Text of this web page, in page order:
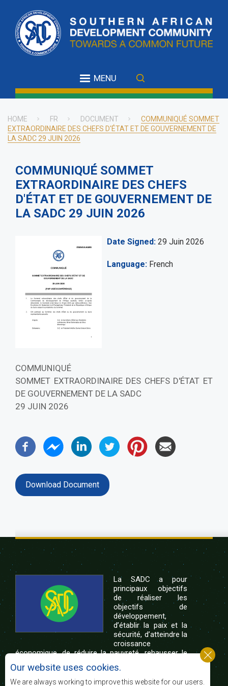
main
content
MENU
Breadcrumb
HOME FR DOCUMENT
COMMUNIQUÉ SOMMET
EXTRAORDINAIRE DES CHEFS D'ÉTAT ET DE GOUVERNEMENT DE
LA SADC 29 JUIN 2026
COMMUNIQUÉ SOMMET
EXTRAORDINAIRE DES CHEFS
D'ÉTAT ET DE GOUVERNEMENT DE
LA SADC 29 JUIN 2026
Date Signed 29 Juin 2026
Language French
COMMUNIQUÉ
SOMMET EXTRAORDINAIRE DES CHEFS D'ÉTAT ET
DE GOUVERNEMENT DE LA SADC
29 JUIN 2026
Download Document
La SADC a pour
principaux objectifs
de réaliser les
objectifs de
développement,
d’établir la paix et la
sécurité, d’atteindre la
croissance
économique, de réduire la pauvreté, rehausser le
niveau et la qualité de vie du peuple de l’Afrique
australe et d’appuyer les défavorisés sociaux par le
biais de l’intégration régionale, de principes
Our website uses cookies.
We are always working to improve this website for our users.